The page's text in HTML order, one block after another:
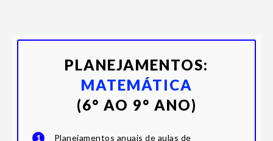
PLANEJAMENTOS:
MATEMÁTICA
(6° AO 9° ANO)
1
Planejamentos anuais de aulas de